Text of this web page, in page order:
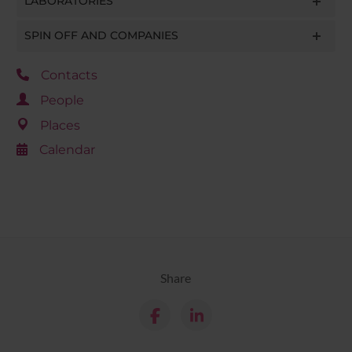
SPIN OFF AND COMPANIES
Contacts
People
Places
Calendar
Share